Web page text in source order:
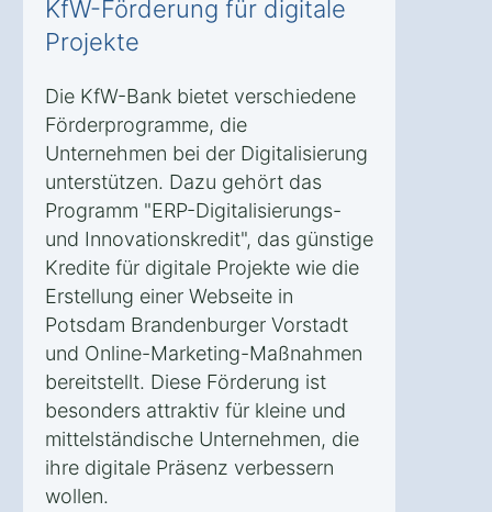
KfW-Förderung für digitale
Projekte
Die KfW-Bank bietet verschiedene
Förderprogramme, die
Unternehmen bei der Digitalisierung
unterstützen. Dazu gehört das
Programm "ERP-Digitalisierungs-
und Innovationskredit", das günstige
Kredite für digitale Projekte wie die
Erstellung einer Webseite in
Potsdam Brandenburger Vorstadt
und Online-Marketing-Maßnahmen
bereitstellt. Diese Förderung ist
besonders attraktiv für kleine und
mittelständische Unternehmen, die
ihre digitale Präsenz verbessern
wollen.